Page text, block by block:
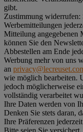
gibt.
Zustimmung widerrufen:
Werbemitteilungen
Mitteilung angegebenen
können Sie den
Abbestellen am Ende
Werbung mehr von uns
an
wie möglich bearbeiten.
jedoch möglicherweise
vollständig verarbeitet
Ihre Daten werden von
Denken Sie stets daran,
Ihre Präferenzen